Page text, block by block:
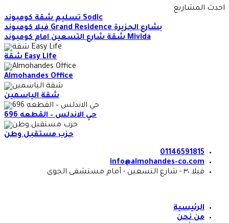
Skip
احدث المشاريع
تسليم شقة كومبوند Sodic
فيلا كومبوند Grand Residence بشارع الجزيرة
شقة شارع التسعين امام كومبوند Mivida
شقة Easy Life
Almohandes Office
شقة الياسمين
حي الاندلس – القطعه 696
حزب مستقبل وطن
01146591815
info@almohandes-co.com
فيلا ٣٠ - شارع التسعين - أمام مستشفى الجوى
الرئيسية
من نحن